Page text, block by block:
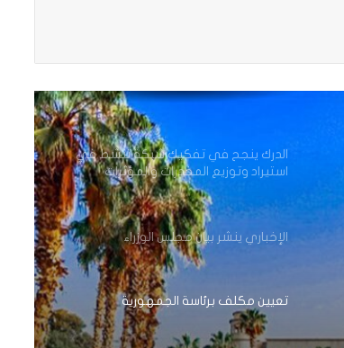
الفوري لجميع الآليات القانونية والتعاقدية
الدرك ينجح في تفكيك شبكة تنشط في
استيراد وتوزيع المخدرات والمؤثرات
الإخباري ينشر بيان مجلس الوزراء
تعيين مكلف برئاسة الجمهورية